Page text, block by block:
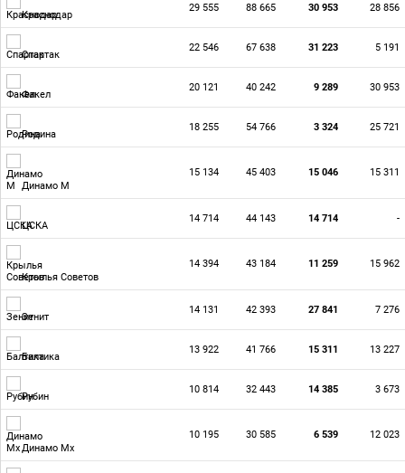
Краснодар
29 555 88 665 30 953 28 856
Спартак
22 546 67 638 31 223 5 191
Факел
20 121 40 242 9 289 30 953
Родина
18 255 54 766 3 324 25 721
Динамо М
15 134 45 403 15 046 15 311
ЦСКА
14 714 44 143 14 714 -
Крылья Советов
14 394 43 184 11 259 15 962
Зенит
14 131 42 393 27 841 7 276
Балтика
13 922 41 766 15 311 13 227
Рубин
10 814 32 443 14 385 3 673
Динамо Мх
10 195 30 585 6 539 12 023